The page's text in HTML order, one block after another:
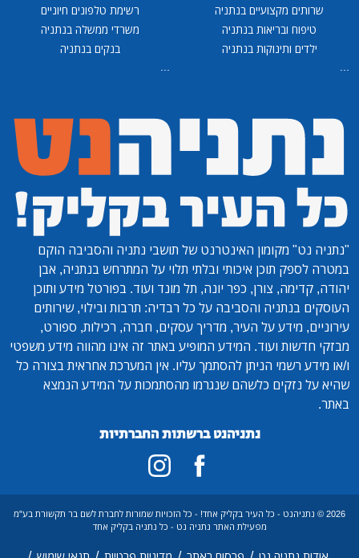
שרותים מקצועיים בנתניה
טיפוח ובריאות בנתניה
ילדים ותינוקות בנתניה
...
רשימת טלפונים חיוניים
משרדי ממשלה בנתניה
בנקים בנתניה
...
"נתניה נט" מקומון האינטרנט של תושבי נתניה והסביבה הוקם
במטרה לספק תוכן איכותי ובלתי תלוי על המתרחש בנתניה, אבן
יהודה, קדימה, צורן, כפר יונה, תל מונד ועוד. בפורטל מידע ותוכן
העוסקים בנתניה והסביבה על כל רבדיה: תרבות ובילוי, שירותים
עירוניים, מידע על העיר, מדריך עסקים, חברה, רכילות, ספורט,
מבזקי חדשות ועוד. המידע המופיע באתר זה אינו מהווה מידע משפטי
ו/או מידע רשמי הניתן להסתמך עליו. אין המערכת אחראית בצורה כל
שהיא על נזקים כלשהם שנגרמו מהסתמכות על המידע הנמצא
באתר.
נתניהנט ברשתות החברתיות
2026 © נתניהנט - כל העיר בקליק אחד! - כל הזכויות שמורות לחברת לשם בר תקשורת בע"מ
מפעילת האתר נתניה נט - כל נתניה בקליק אחד